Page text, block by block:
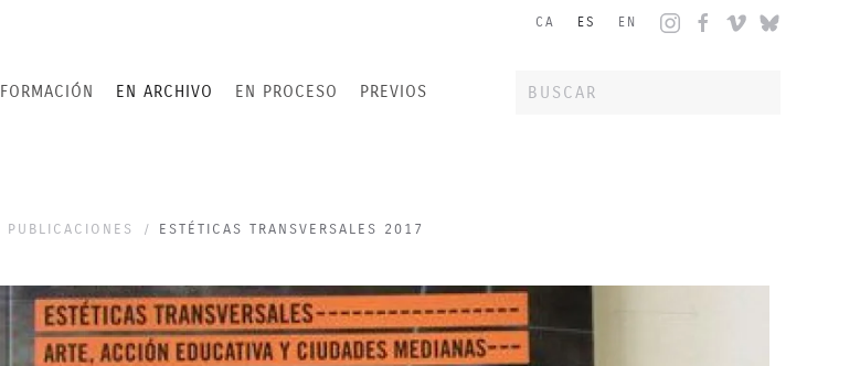
CA ES EN
EN ARCHIVO EN PROCESO PREVIOS
PUBLICACIONES ESTÉTICAS TRANSVERSALES 2017